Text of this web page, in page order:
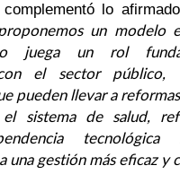
lo
proponemos un modelo
juega un rol
el sector público,
pueden llevar a
sistema de salud,
gestión más eficaz y